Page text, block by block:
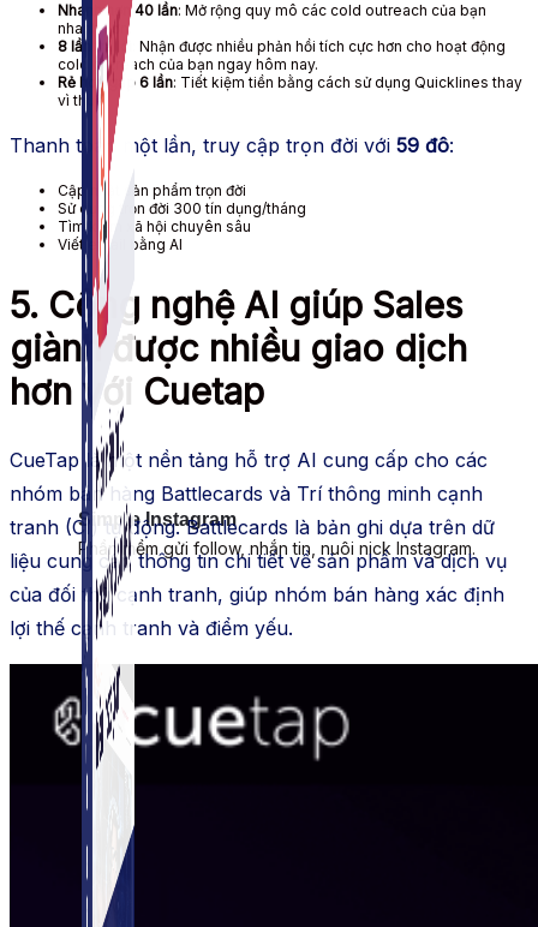
Simple Instagram
Phần mềm gửi follow, nhắn tin, nuôi nick Instagram.
Nhanh hơn 40 lần: Mở rộng quy mô các cold outreach của bạn
nhanh hơn.
8 lần trả lời
: Nhận được nhiều phản hồi tích cực hơn cho hoạt động
cold outreach của bạn ngay hôm nay.
Rẻ hơn gấp 6 lần: Tiết kiệm tiền bằng cách sử dụng Quicklines thay
vì thuê.
Thanh toán một lần, truy cập trọn đời với 59 đô:
Cập nhật sản phẩm trọn đời
Sử dụng trọn đời 300 tín dụng/tháng
Tìm kiếm xã hội chuyên sâu
Viết email bằng AI
5. Công nghệ AI giúp Sales
giành được nhiều giao dịch
hơn với Cuetap
CueTap là một nền tảng hỗ trợ AI cung cấp cho các
nhóm bán hàng Battlecards và Trí thông minh cạnh
tranh (CI) tự động. Battlecards là bản ghi dựa trên dữ
liệu cung cấp thông tin chi tiết về sản phẩm và dịch vụ
của đối thủ cạnh tranh, giúp nhóm bán hàng xác định
lợi thế cạnh tranh và điểm yếu.